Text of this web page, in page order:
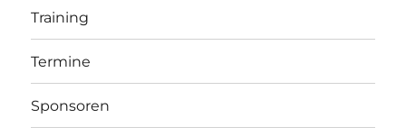
Training
Termine
Sponsoren